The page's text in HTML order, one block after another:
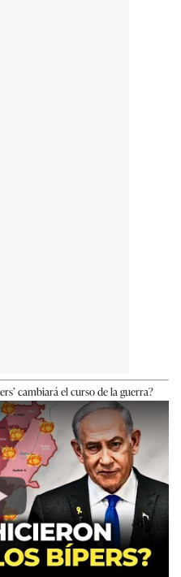
cambiará el curso de la guerra?
Play